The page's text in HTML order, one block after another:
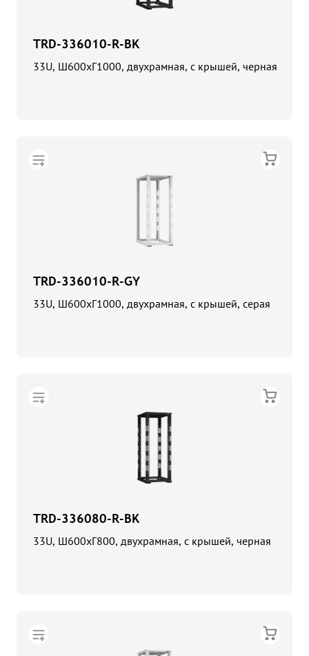
TRD-336010-R-BK
33U, Ш600хГ1000, двухрамная, с крышей, черная
TRD-336010-R-GY
33U, Ш600хГ1000, двухрамная, с крышей, серая
TRD-336080-R-BK
33U, Ш600хГ800, двухрамная, с крышей, черная